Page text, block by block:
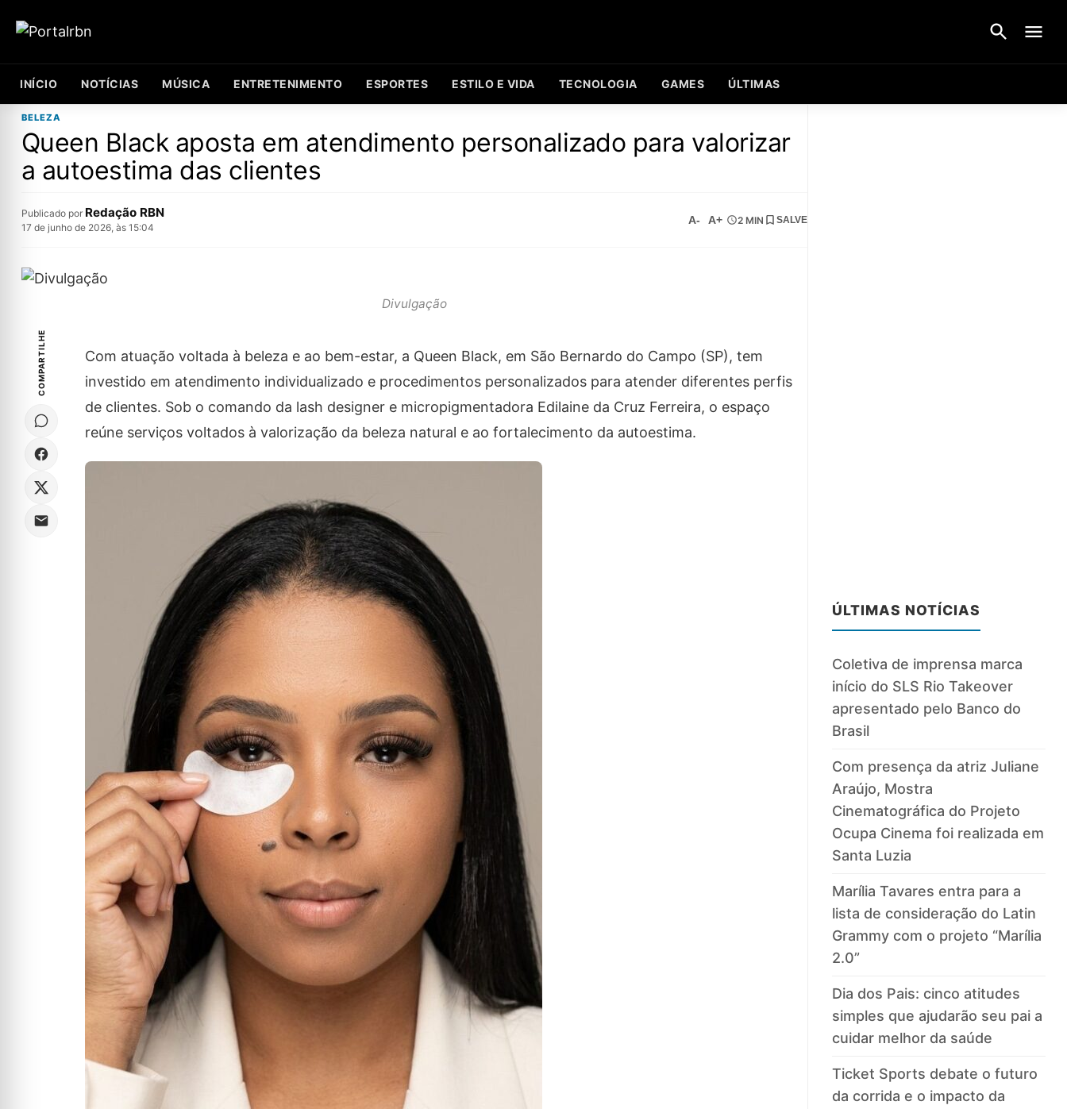
INÍCIO NOTÍCIAS MÚSICA ENTRETENIMENTO ESPORTES ESTILO E VIDA TECNOLOGIA GAMES ÚLTIMAS
BELEZA
Queen Black aposta em atendimento personalizado para valorizar
a autoestima das clientes
Publicado por Redação RBN
17 de junho de 2026, às 15:04
A- A+ 2 MIN SALVE
Divulgação
COMPARTILHE
Com atuação voltada à beleza e ao bem-estar, a Queen Black, em São Bernardo do Campo (SP), tem
investido em atendimento individualizado e procedimentos personalizados para atender diferentes perfis
de clientes. Sob o comando da lash designer e micropigmentadora Edilaine da Cruz Ferreira, o espaço
reúne serviços voltados à valorização da beleza natural e ao fortalecimento da autoestima.
ÚLTIMAS NOTÍCIAS
Coletiva de imprensa marca
início do SLS Rio Takeover
apresentado pelo Banco do
Brasil
Com presença da atriz Juliane
Araújo, Mostra
Cinematográfica do Projeto
Ocupa Cinema foi realizada em
Santa Luzia
Marília Tavares entra para a
lista de consideração do Latin
Grammy com o projeto “Marília
2.0”
Dia dos Pais: cinco atitudes
simples que ajudarão seu pai a
cuidar melhor da saúde
Ticket Sports debate o futuro
da corrida e o impacto da